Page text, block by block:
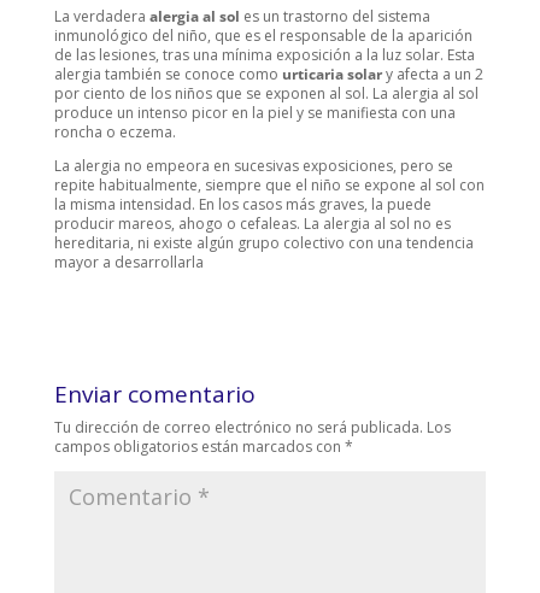
La verdadera alergia al sol es un trastorno del sistema
inmunológico del niño, que es el responsable de la aparición
de las lesiones, tras una mínima exposición a la luz solar. Esta
alergia también se conoce como urticaria solary afecta a un 2
por ciento de los niños que se exponen al sol. La alergia al sol
produce un intenso picor en la piel y se manifiesta con una
roncha o eczema.
La alergia no empeora en sucesivas exposiciones, pero se
repite habitualmente, siempre que el niño se expone al sol con
la misma intensidad. En los casos más graves, la puede
producir mareos, ahogo o cefaleas. La alergia al sol no es
hereditaria, ni existe algún grupo colectivo con una tendencia
mayor a desarrollarla
Enviar comentario
Tu dirección de correo electrónico no será publicada. Los
campos obligatorios están marcados con *